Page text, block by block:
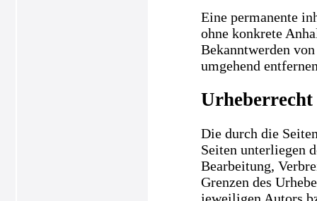
Eine permanente
ohne konkrete
Bekanntwerden
umgehend
Urheberrecht
Die durch die
Seiten unterliegen
Bearbeitung,
Grenzen des